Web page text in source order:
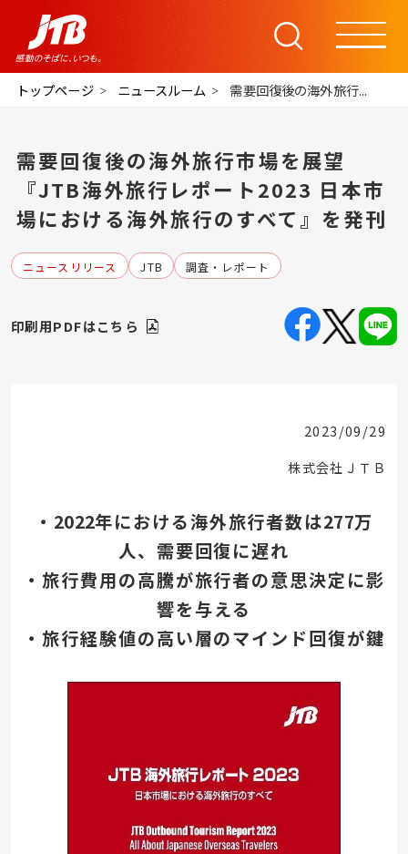
トップページ ニュースルーム 需要回復後の海外旅行...
需要回復後の海外旅行市場を展望
『JTB海外旅行レポート2023 日本市
場における海外旅行のすべて』を発刊
ニュースリリース JTB 調査・レポート
印刷用PDFはこちら
2023/09/29
株式会社ＪＴＢ
・ 2022年における海外旅行者数は277万
人、需要回復に遅れ
・旅行費用の高騰が旅行者の意思決定に影
響を与える
・旅行経験値の高い層のマインド回復が鍵